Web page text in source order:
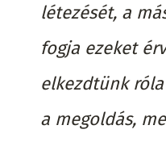
létezését, a
fogja ezeket
elkezdtünk
a megoldás,